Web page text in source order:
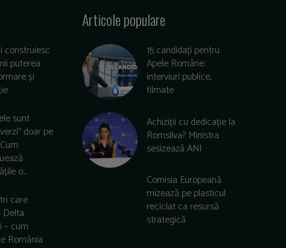
construiesc
puterea
și
sunt
doar pe
o...
care
– cum
România
Articole populare
15 candidați pentru
Apele Române:
interviuri publice,
filmate
Achiziții cu dedicație la
Romsilva? Ministra
sesizează ANI
Comisia Europeană
mizează pe plasticul
reciclat ca resursă
strategică